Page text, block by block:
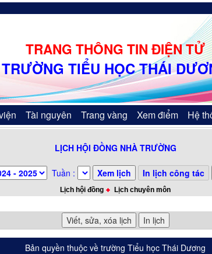
TRANG THÔNG TIN ĐIỆN TỬ
TRƯỜNG TIỂU HỌC THÁI
Tài nguyên Trang vàng Xem điểm Hệ
LỊCH HỘI ĐỒNG NHÀ TRƯỜNG
Tuần :
Lịch hội đồng Lịch chuyên môn
Bản quyền thuộc về trường Tiểu học Thái Dương